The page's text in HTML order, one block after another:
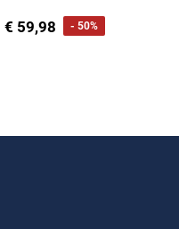
€ 59,98 - 50%